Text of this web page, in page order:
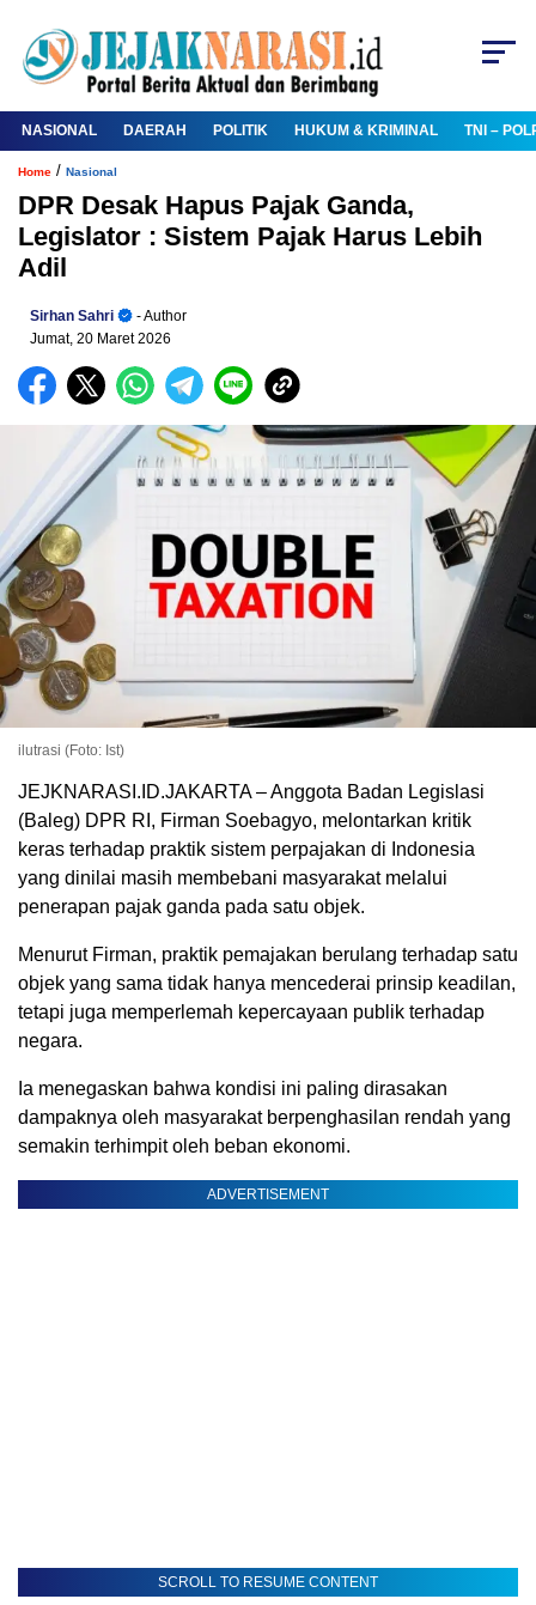
NASIONAL DAERAH POLITIK HUKUM & KRIMINAL TNI –
Home / Nasional
DPR Desak Hapus Pajak Ganda,
Legislator : Sistem Pajak Harus Lebih
Adil
Sirhan Sahri
- Author
Jumat, 20 Maret 2026
ilutrasi (Foto: Ist)
JEJKNARASI.ID.JAKARTA – Anggota Badan Legislasi
(Baleg) DPR RI, Firman Soebagyo, melontarkan kritik
keras terhadap praktik sistem perpajakan di Indonesia
yang dinilai masih membebani masyarakat melalui
penerapan pajak ganda pada satu objek.
Menurut Firman, praktik pemajakan berulang terhadap satu
objek yang sama tidak hanya mencederai prinsip keadilan,
tetapi juga memperlemah kepercayaan publik terhadap
negara.
Ia menegaskan bahwa kondisi ini paling dirasakan
dampaknya oleh masyarakat berpenghasilan rendah yang
semakin terhimpit oleh beban ekonomi.
ADVERTISEMENT
SCROLL TO RESUME CONTENT